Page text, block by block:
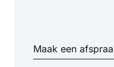
Maak een